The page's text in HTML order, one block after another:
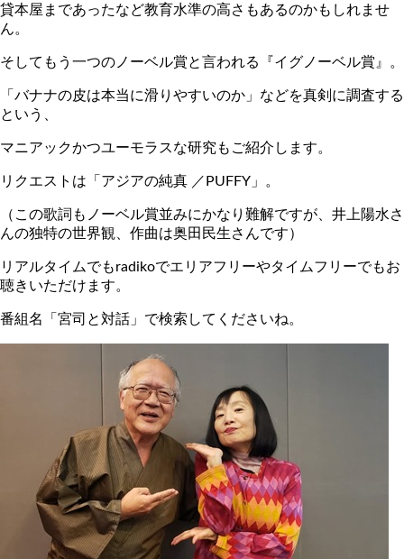
貸本屋まであったなど教育水準の高さもあるのかもしれませ
ん。
そしてもう一つのノーベル賞と言われる『イグノーベル賞』。
「バナナの皮は本当に滑りやすいのか」などを真剣に調査する
という、
マニアックかつユーモラスな研究もご紹介します。
リクエストは「アジアの純真 ／PUFFY」。
（この歌詞もノーベル賞並みにかなり難解ですが、井上陽水さ
んの独特の世界観、作曲は奥田民生さんです）
リアルタイムでもradikoでエリアフリーやタイムフリーでもお
聴きいただけます。
番組名「宮司と対話」で検索してくださいね。